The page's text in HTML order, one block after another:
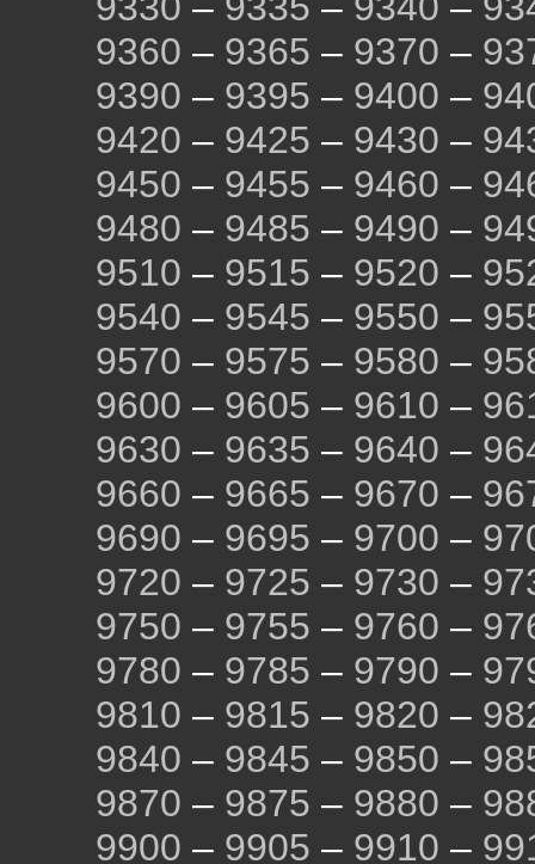
9360 – 9365 – 9370 –
9390 – 9395 – 9400 –
9420 – 9425 – 9430 –
9450 – 9455 – 9460 –
9480 – 9485 – 9490 –
9510 – 9515 – 9520 –
9540 – 9545 – 9550 –
9570 – 9575 – 9580 –
9600 – 9605 – 9610 –
9630 – 9635 – 9640 –
9660 – 9665 – 9670 –
9690 – 9695 – 9700 –
9720 – 9725 – 9730 –
9750 – 9755 – 9760 –
9780 – 9785 – 9790 –
9810 – 9815 – 9820 –
9840 – 9845 – 9850 –
9870 – 9875 – 9880 –
9900 – 9905 – 9910 –